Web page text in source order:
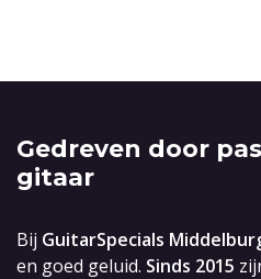
Gedreven door
gitaar
Bij GuitarSpecials
en goed geluid. Sinds 2015